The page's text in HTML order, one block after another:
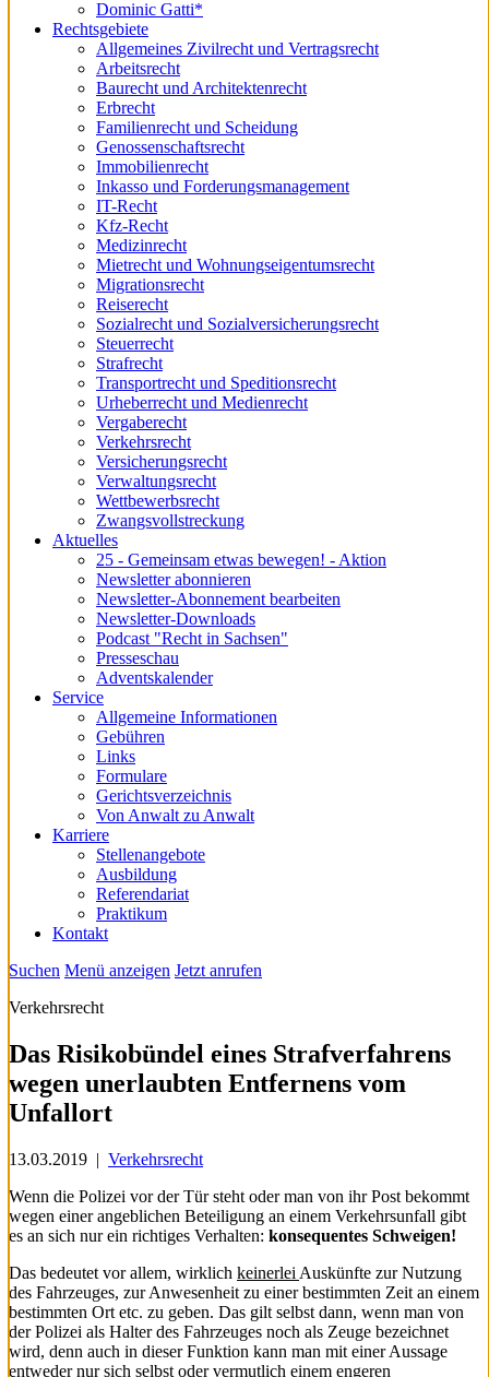
Dominic Gatti*
Rechtsgebiete
Allgemeines Zivilrecht und Vertragsrecht
Arbeitsrecht
Baurecht und Architektenrecht
Erbrecht
Familienrecht und Scheidung
Genossenschaftsrecht
Immobilienrecht
Inkasso und Forderungsmanagement
IT-Recht
Kfz-Recht
Medizinrecht
Mietrecht und Wohnungseigentumsrecht
Migrationsrecht
Reiserecht
Sozialrecht und Sozialversicherungsrecht
Steuerrecht
Strafrecht
Transportrecht und Speditionsrecht
Urheberrecht und Medienrecht
Vergaberecht
Verkehrsrecht
Versicherungsrecht
Verwaltungsrecht
Wettbewerbsrecht
Zwangsvollstreckung
Aktuelles
25 - Gemeinsam etwas bewegen! - Aktion
Newsletter abonnieren
Newsletter-Abonnement bearbeiten
Newsletter-Downloads
Podcast "Recht in Sachsen"
Presseschau
Adventskalender
Service
Allgemeine Informationen
Gebühren
Links
Formulare
Gerichtsverzeichnis
Von Anwalt zu Anwalt
Karriere
Stellenangebote
Ausbildung
Referendariat
Praktikum
Kontakt
Suchen Menü anzeigen Jetzt anrufen
Verkehrsrecht
Das Risikobündel eines Strafverfahrens
wegen unerlaubten Entfernens vom
Unfallort
13.03.2019 | Verkehrsrecht
Wenn die Polizei vor der Tür steht oder man von ihr Post bekommt
wegen einer angeblichen Beteiligung an einem Verkehrsunfall gibt
es an sich nur ein richtiges Verhalten: konsequentes Schweigen!
Das bedeutet vor allem, wirklich keinerlei Auskünfte zur Nutzung
des Fahrzeuges, zur Anwesenheit zu einer bestimmten Zeit an einem
bestimmten Ort etc. zu geben. Das gilt selbst dann, wenn man von
der Polizei als Halter des Fahrzeuges noch als Zeuge bezeichnet
wird, denn auch in dieser Funktion kann man mit einer Aussage
entweder nur sich selbst oder vermutlich einem engeren